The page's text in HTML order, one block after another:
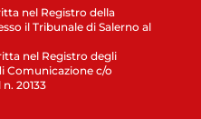
nel Registro della
il Tribunale di Salerno al
nel Registro degli
Comunicazione c/o
n. 20133